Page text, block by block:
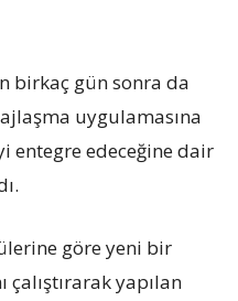
birkaç gün sonra da
uygulamasına
entegre edeceğine dair
göre yeni bir
çalıştırarak yapılan